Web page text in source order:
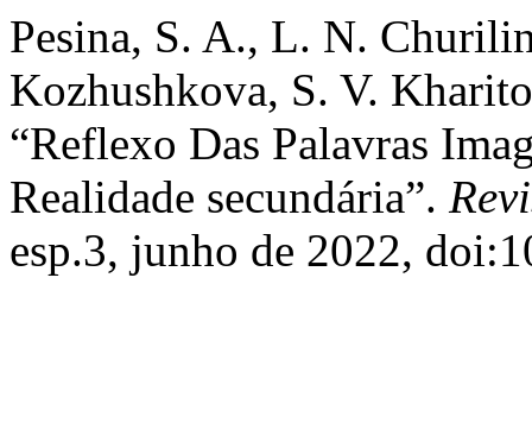
Pesina, S. A., L. N.
Kozhushkova, S. V.
“Reflexo Das Palavras
Realidade secundária”.
esp.3, junho de 2022,